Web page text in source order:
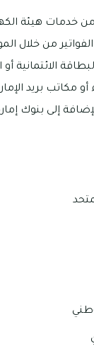
خدمات هيئة
من خلال
الائتمانية أو
أو مكاتب بريد
إلى بنوك